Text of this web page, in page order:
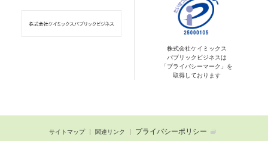
株式会社ケイミックス
パブリックビジネスは
「プライバシーマーク」を
取得しております
サイトマップ 関連リンク プライバシーポリシー